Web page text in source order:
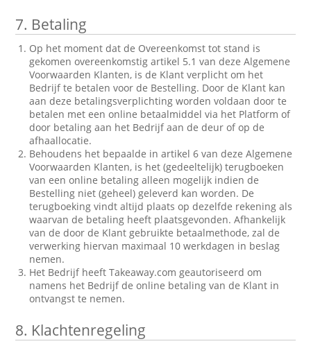
7. Betaling
Op het moment dat de Overeenkomst tot stand is
gekomen overeenkomstig artikel 5.1 van deze Algemene
Voorwaarden Klanten, is de Klant verplicht om het
Bedrijf te betalen voor de Bestelling. Door de Klant kan
aan deze betalingsverplichting worden voldaan door te
betalen met een online betaalmiddel via het Platform of
door betaling aan het Bedrijf aan de deur of op de
afhaallocatie.
Behoudens het bepaalde in artikel 6 van deze Algemene
Voorwaarden Klanten, is het (gedeeltelijk) terugboeken
van een online betaling alleen mogelijk indien de
Bestelling niet (geheel) geleverd kan worden. De
terugboeking vindt altijd plaats op dezelfde rekening als
waarvan de betaling heeft plaatsgevonden. Afhankelijk
van de door de Klant gebruikte betaalmethode, zal de
verwerking hiervan maximaal 10 werkdagen in beslag
nemen.
Het Bedrijf heeft Takeaway.com geautoriseerd om
namens het Bedrijf de online betaling van de Klant in
ontvangst te nemen.
8. Klachtenregeling